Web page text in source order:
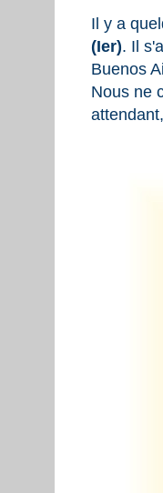
Il y a
(Ier). Il
Buenos
Nous ne